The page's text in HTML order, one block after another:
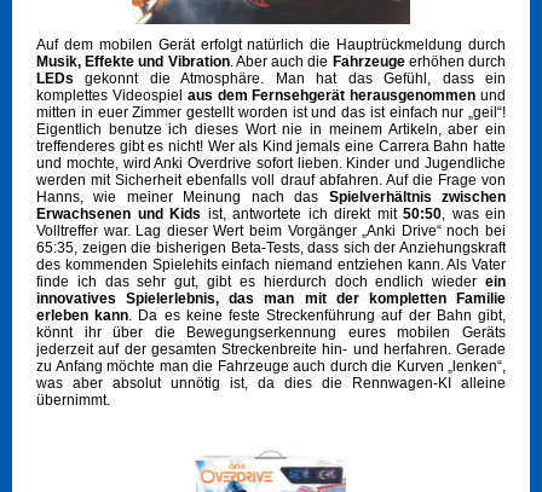
Auf dem mobilen Gerät erfolgt natürlich die Hauptrückmeldung durch
Musik, Effekte und Vibration. Aber auch die Fahrzeugeerhöhen durch
LEDs gekonnt die Atmosphäre. Man hat das Gefühl, dass ein
komplettes Videospiel aus dem Fernsehgerät herausgenommen und
mitten in euer Zimmer gestellt worden ist und das ist einfach nur „geil“!
Eigentlich benutze ich dieses Wort nie in meinem Artikeln, aber ein
treffenderes gibt es nicht! Wer als Kind jemals eine Carrera Bahn hatte
und mochte, wird Anki Overdrive sofort lieben. Kinder und Jugendliche
werden mit Sicherheit ebenfalls voll drauf abfahren. Auf die Frage von
Hanns, wie meiner Meinung nach das Spielverhältnis zwischen
Erwachsenen und Kids ist, antwortete ich direkt mit 50:50 , was ein
Volltreffer war. Lag dieser Wert beim Vorgänger „Anki Drive“ noch bei
65:35, zeigen die bisherigen Beta-Tests, dass sich der Anziehungskraft
des kommenden Spielehits einfach niemand entziehen kann. Als Vater
finde ich das sehr gut, gibt es hierdurch doch endlich wieder ein
innovatives Spielerlebnis, das man mit der kompletten Familie
erleben kann . Da es keine feste Streckenführung auf der Bahn gibt,
könnt ihr über die Bewegungserkennung eures mobilen Geräts
jederzeit auf der gesamten Streckenbreite hin- und herfahren. Gerade
zu Anfang möchte man die Fahrzeuge auch durch die Kurven „lenken“,
was aber absolut unnötig ist, da dies die Rennwagen-KI alleine
übernimmt.